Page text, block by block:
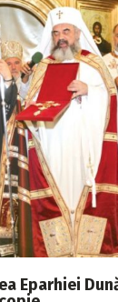
Eparhiei